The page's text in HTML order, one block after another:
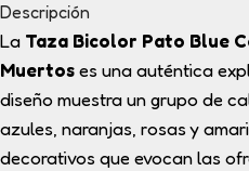
Descripción
La Taza Bicolor Pato Blue
Muertoses una auténtica
diseño muestra un grupo de
azules, naranjas, rosas y
decorativos que evocan las